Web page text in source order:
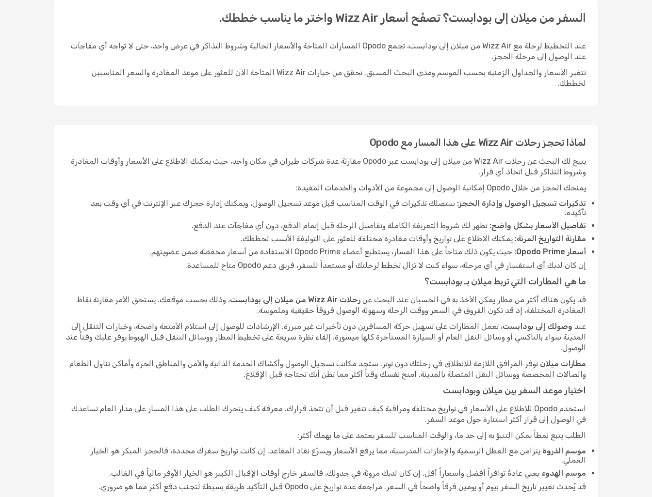
السفر من ميلان إلى بودابست؟ تصفّح أسعار Wizz Air واختر ما يناسب خططك.
عند التخطيط لرحلة مع Wizz Air من ميلان إلى بودابست، تجمع Opodo المسارات المتاحة والأسعار الحالية وشروط التذاكر في عرض واحد، حتى لا تواجه أي مفاجآت
عند الوصول إلى مرحلة الحجز.
تتغير الأسعار والجداول الزمنية بحسب الموسم ومدى البحث المسبق. تحقق من خيارات Wizz Air المتاحة الآن للعثور على موعد المغادرة والسعر المناسبَين
لخططك.
لماذا تحجز رحلات Wizz Air على هذا المسار مع Opodo
يتيح لك البحث عن رحلات Wizz Air من ميلان إلى بودابست عبر Opodo مقارنة عدة شركات طيران في مكان واحد، حيث يمكنك الاطلاع على الأسعار وأوقات المغادرة
وشروط التذاكر قبل اتخاذ أي قرار.
يمنحك الحجز من خلال Opodo إمكانية الوصول إلى مجموعة من الأدوات والخدمات المفيدة:
تذكيرات تسجيل الوصول وإدارة الحجز: ستصلك تذكيرات في الوقت المناسب قبل موعد تسجيل الوصول، ويمكنك إدارة حجزك عبر الإنترنت في أي وقت بعد
تأكيده.
تفاصيل الأسعار بشكل واضح: تظهر لك شروط التعريفة الكاملة وتفاصيل الرحلة قبل إتمام الدفع، دون أي مفاجآت عند الدفع.
مقارنة التواريخ المرنة: يمكنك الاطلاع على تواريخ وأوقات مغادرة مختلفة للعثور على التوليفة الأنسب لخططك.
أسعار Opodo Prime:
حيث يكون ذلك متاحاً على هذا المسار، يستطيع أعضاء Opodo Prime الاستفادة من أسعار مخفضة ضمن عضويتهم.
إن كان لديك أي استفسار في أي مرحلة، سواء كنت لا تزال تخطط لرحلتك أو مستعداً للسفر، فريق دعم Opodo متاح للمساعدة.
ما هي المطارات التي تربط ميلان بـ بودابست؟
قد يكون هناك أكثر من مطار يمكن الأخذ به في الحسبان عند البحث عن رحلات Wizz Air من ميلان إلى بودابست
، وذلك بحسب موقعك. يستحق الأمر مقارنة نقاط
المغادرة المختلفة، إذ قد تكون الفروق في السعر ووقت الرحلة وسهولة الوصول فروقاً حقيقية وملموسة.
عند وصولك إلى بودابست، تعمل المطارات على تسهيل حركة المسافرين دون تأخيرات غير مبررة. الإرشادات للوصول إلى استلام الأمتعة واضحة، وخيارات التنقل إلى
المدينة سواء بالتاكسي أو وسائل النقل العام أو السيارة المستأجرة كلها ميسورة. إلقاء نظرة سريعة على تخطيط المطار ووسائل التنقل قبل الهبوط يوفر عليك وقتاً عند
الوصول.
مطارات ميلان توفر المرافق اللازمة للانطلاق في رحلتك دون توتر. ستجد مكاتب تسجيل الوصول وأكشاك الخدمة الذاتية والأمن والمناطق الحرة وأماكن تناول الطعام
والصالات المخصصة ووسائل النقل المتصلة بالمدينة. امنح نفسك وقتاً أكثر مما تظن أنك تحتاجه قبل الإقلاع.
اختيار موعد السفر بين ميلان وبودابست
استخدم Opodo للاطلاع على الأسعار في تواريخ مختلفة ومراقبة كيف تتغير قبل أن تتخذ قرارك. معرفة كيف يتحرك الطلب على هذا المسار على مدار العام تساعدك
في الوصول إلى قرار أكثر استنارة حول موعد السفر.
الطلب يتبع نمطاً يمكن التنبؤ به إلى حد ما، والوقت المناسب للسفر يعتمد على ما يهمك أكثر:
موسم الذروة يتزامن مع العطل الرسمية والإجازات المدرسية، مما يرفع الأسعار ويسرّع نفاد المقاعد. إن كانت تواريخ سفرك محددة، فالحجز المبكر هو الخيار
العملي.
موسم الهدوء يعني عادةً توافراً أفضل وأسعاراً أقل. إن كان لديك مرونة في جدولك، فالسفر خارج أوقات الإقبال الكبير هو الخيار الأوفر مالياً في الغالب.
قد يُحدث تغيير تاريخ السفر بيوم أو يومين فرقاً واضحاً في السعر. مراجعة عدة تواريخ على Opodo قبل التأكيد طريقة بسيطة لتجنب دفع أكثر مما هو ضروري.